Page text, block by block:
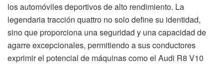
los automóviles deportivos de alto rendimiento. La
legendaria tracción quattro no solo define su identidad,
sino que proporciona una seguridad y una capacidad de
agarre excepcionales, permitiendo a sus conductores
exprimir el potencial de máquinas como el Audi R8 V10